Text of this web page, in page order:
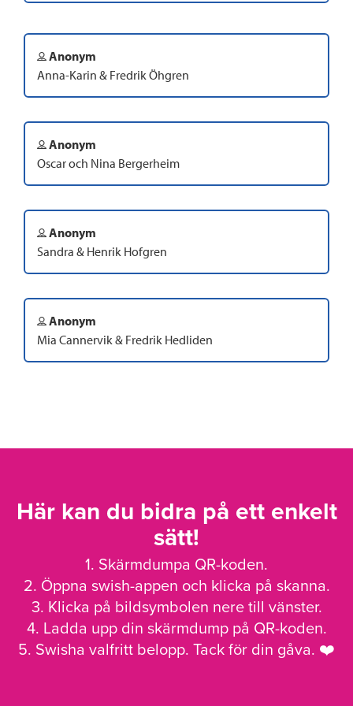
Anonym
Anna-Karin & Fredrik Öhgren
Anonym
Oscar och Nina Bergerheim
Anonym
Sandra & Henrik Hofgren
Anonym
Mia Cannervik & Fredrik Hedliden
Här kan du bidra på ett enkelt
sätt!
1. Skärmdumpa QR-koden.
2. Öppna swish-appen och klicka på skanna.
3. Klicka på bildsymbolen nere till vänster.
4. Ladda upp din skärmdump på QR-koden.
5. Swisha valfritt belopp. Tack för din gåva. ❤️